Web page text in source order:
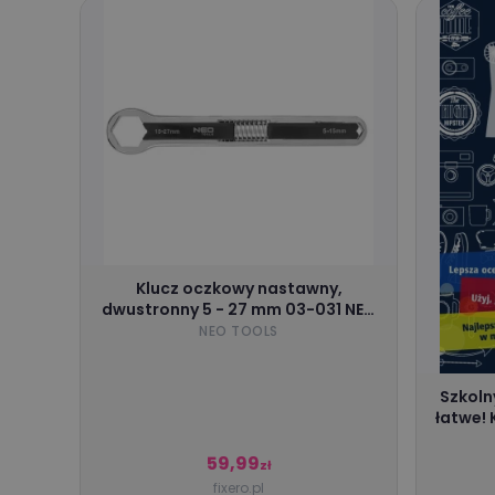
Klucz oczkowy nastawny,
dwustronny 5 - 27 mm 03-031 NEO
TOOLS
NEO TOOLS
59,99zł
fixero.pl
łatwe!